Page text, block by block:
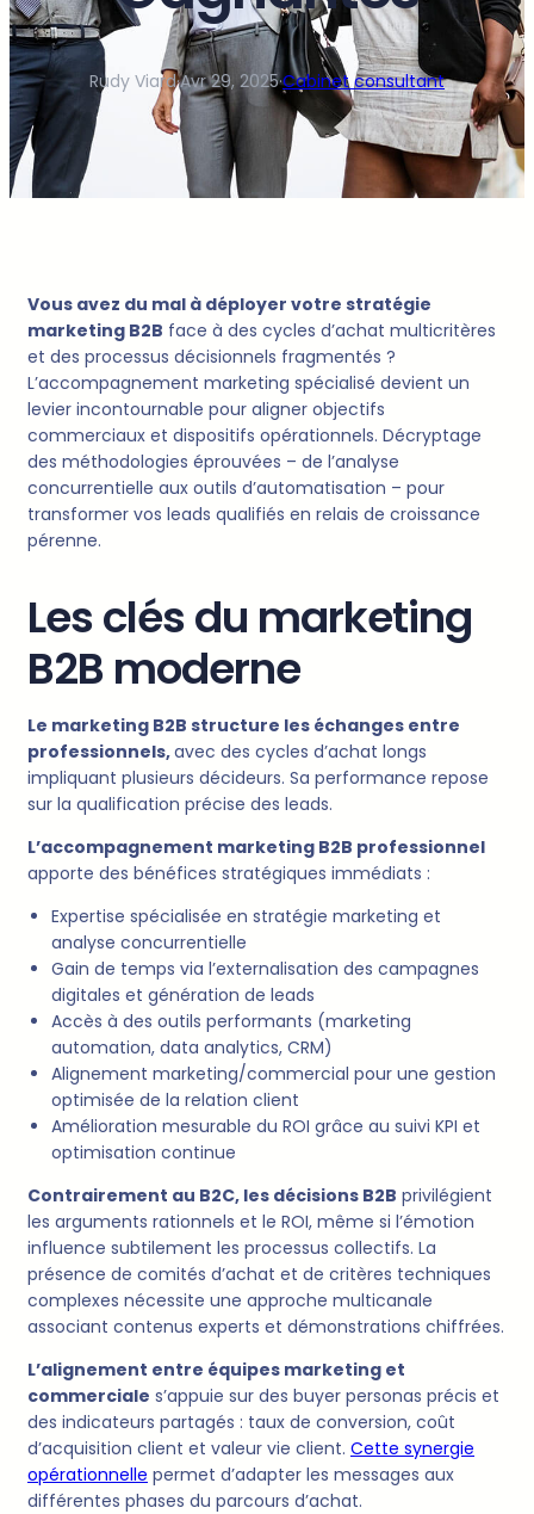
Rudy Viard·Avr 29, 2025·Cabinet consultant
Vous avez du mal à déployer votre stratégie
marketing B2B face à des cycles d’achat multicritères
et des processus décisionnels fragmentés ?
L’accompagnement marketing spécialisé devient un
levier incontournable pour aligner objectifs
commerciaux et dispositifs opérationnels. Décryptage
des méthodologies éprouvées – de l’analyse
concurrentielle aux outils d’automatisation – pour
transformer vos leads qualifiés en relais de croissance
pérenne.
Les clés du marketing
B2B moderne
Le marketing B2B structure les échanges entre
professionnels,avec des cycles d’achat longs
impliquant plusieurs décideurs. Sa performance repose
sur la qualification précise des leads.
L’accompagnement marketing B2B professionnel
apporte des bénéfices stratégiques immédiats :
Expertise spécialisée en stratégie marketing et
analyse concurrentielle
Gain de temps via l’externalisation des campagnes
digitales et génération de leads
Accès à des outils performants (marketing
automation, data analytics, CRM)
Alignement marketing/commercial pour une gestion
optimisée de la relation client
Amélioration mesurable du ROI grâce au suivi KPI et
optimisation continue
Contrairement au B2C, les décisions B2B privilégient
les arguments rationnels et le ROI, même si l’émotion
influence subtilement les processus collectifs. La
présence de comités d’achat et de critères techniques
complexes nécessite une approche multicanale
associant contenus experts et démonstrations chiffrées.
L’alignement entre équipes marketing et
commerciale s’appuie sur des buyer personas précis et
des indicateurs partagés : taux de conversion, coût
d’acquisition client et valeur vie client. Cette synergie
opérationnelle permet d’adapter les messages aux
différentes phases du parcours d’achat.